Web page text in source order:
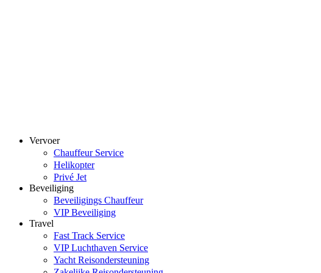
Vervoer
Chauffeur Service
Helikopter
Privé Jet
Beveiliging
Beveiligings Chauffeur
VIP Beveiliging
Travel
Fast Track Service
VIP Luchthaven Service
Yacht Reisondersteuning